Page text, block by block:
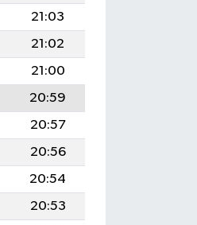
21:03
21:02
21:00
20:59
20:57
20:56
20:54
20:53